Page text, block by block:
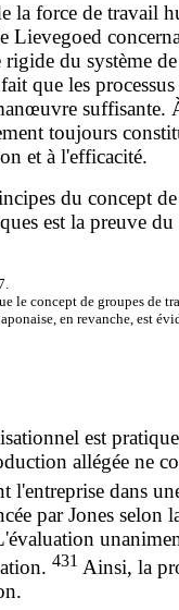
la force de travail
Lievegoed
du système
que les
suffisante.
toujours
et à l'efficacité.
du concept
est la preuve
le concept de groupes de
en revanche, est
est
allégée ne
l'entreprise dans
par Jones
431 Ainsi, la